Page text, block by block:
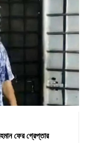
ফের গ্রেপ্তার